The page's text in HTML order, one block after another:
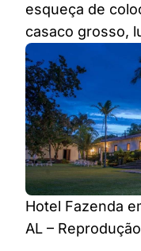
esqueça de
casaco grosso,
Hotel Fazenda
AL –